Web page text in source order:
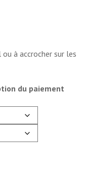
à accrocher sur les
du paiement